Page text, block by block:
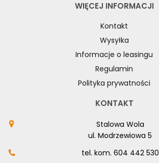
WIĘCEJ INFORMACJI
Kontakt
Wysyłka
Informacje o leasingu
Regulamin
Polityka prywatności
KONTAKT
Stalowa Wola
ul. Modrzewiowa 5
tel. kom. 604 442 530